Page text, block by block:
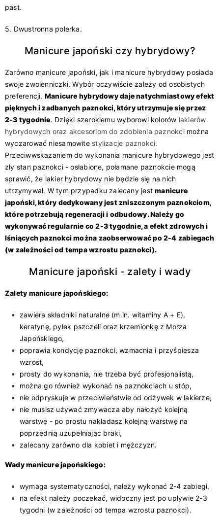
past.
5. Dwustronna polerka.
Manicure japoński czy hybrydowy?
Zarówno manicure japoński, jak i manicure hybrydowy posiada
swoje zwolenniczki. Wybór oczywiście zależy od osobistych
preferencji. Manicure hybrydowy daje natychmiastowy efekt
pięknych i zadbanych paznokci, który utrzymuje się przez
2-3 tygodnie. Dzięki szerokiemu wyborowi kolorów lakierów
hybrydowych oraz akcesoriom do zdobienia paznokcimożna
wyczarować niesamowite stylizacje paznokci.
Przeciwwskazaniem do wykonania manicure hybrydowego jest
zły stan paznokci - osłabione, połamane paznokcie mogą
sprawić, że lakier hybrydowy nie będzie się na nich
utrzymywał. W tym przypadku zalecany jestmanicure
japoński, który dedykowany jest zniszczonym paznokciom,
które potrzebują regeneracji i odbudowy. Należy go
wykonywać regularnie co 2-3 tygodnie, a efekt zdrowych i
lśniących paznokci można zaobserwować po 2-4 zabiegach
(w zależności od tempa wzrostu paznokci).
Manicure japoński - zalety i wady
Zalety manicure japońskiego:
zawiera składniki naturalne (m.in. witaminy A + E),
keratynę, pyłek pszczeli oraz krzemionkę z Morza
Japońskiego,
poprawia kondycję paznokci, wzmacnia i przyśpiesza
wzrost,
prosty do wykonania, nie trzeba być profesjonalistą,
można go również wykonać na paznokciach u stóp,
nie odpryskuje w przeciwieństwie od odżywek w lakierze,
nie musisz używać zmywacza aby nałożyć kolejną
warstwę - po prostu nakładasz kolejną warstwę na
poprzednią uzupełniając braki,
zalecany zarówno dla kobiet i mężczyzn.
Wady manicure japońskiego:
wymaga systematyczności, należy wykonać 2-4 zabiegi,
na efekt należy poczekać, widoczny jest po upływie 2-3
tygodni (w zależności od tempa wzrostu paznokci).